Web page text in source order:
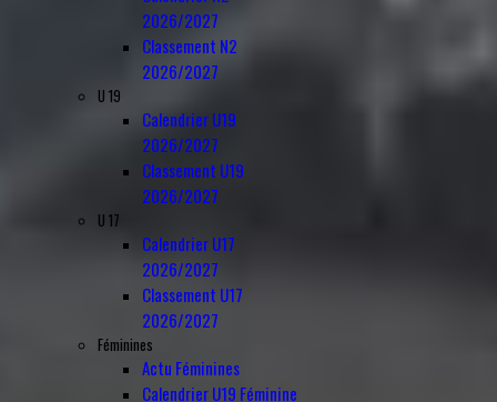
2026/2027
Classement N2
2026/2027
U 19
Calendrier U19
2026/2027
Classement U19
2026/2027
U 17
Calendrier U17
2026/2027
Classement U17
2026/2027
Féminines
Actu Féminines
Calendrier U19 Féminine